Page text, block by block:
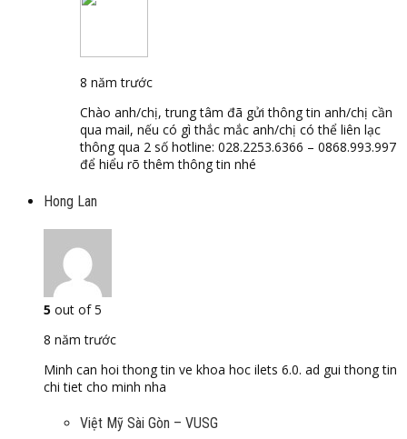
8 năm trước
Chào anh/chị, trung tâm đã gửi thông tin anh/chị cần
qua mail, nếu có gì thắc mắc anh/chị có thể liên lạc
thông qua 2 số hotline: 028.2253.6366 – 0868.993.997
để hiểu rõ thêm thông tin nhé
Hong Lan
5 out of 5
8 năm trước
Minh can hoi thong tin ve khoa hoc ilets 6.0. ad gui thong tin
chi tiet cho minh nha
Việt Mỹ Sài Gòn – VUSG